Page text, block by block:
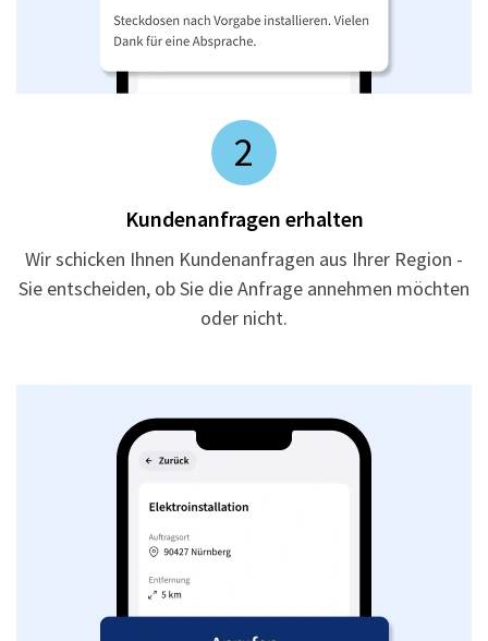
2
Kundenanfragen erhalten
Wir schicken Ihnen Kundenanfragen aus Ihrer Region -
Sie entscheiden, ob Sie die Anfrage annehmen möchten
oder nicht.